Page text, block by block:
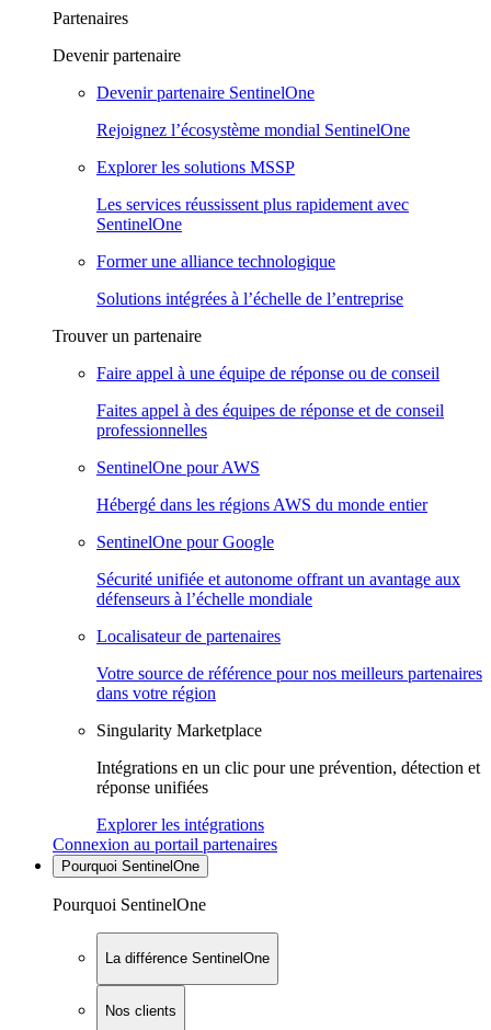
Partenaires
Devenir partenaire
Devenir partenaire SentinelOne
Rejoignez l’écosystème mondial SentinelOne
Explorer les solutions MSSP
Les services réussissent plus rapidement avec
SentinelOne
Former une alliance technologique
Solutions intégrées à l’échelle de l’entreprise
Trouver un partenaire
Faire appel à une équipe de réponse ou de conseil
Faites appel à des équipes de réponse et de conseil
professionnelles
SentinelOne pour AWS
Hébergé dans les régions AWS du monde entier
SentinelOne pour Google
Sécurité unifiée et autonome offrant un avantage aux
défenseurs à l’échelle mondiale
Localisateur de partenaires
Votre source de référence pour nos meilleurs partenaires
dans votre région
Singularity Marketplace
Intégrations en un clic pour une prévention, détection et
réponse unifiées
Explorer les intégrations
Connexion au portail partenaires
Pourquoi SentinelOne
Pourquoi SentinelOne
La différence SentinelOne
Nos clients